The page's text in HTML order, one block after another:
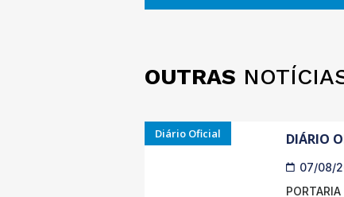
OUTRAS
Diário Oficial DIÁRIO
07/08/